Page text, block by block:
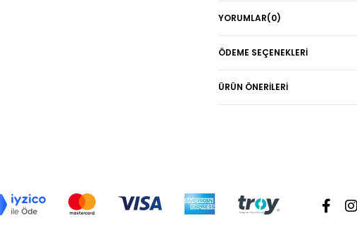
YORUMLAR(0)
ÖDEME SEÇENEKLERI
ÜRÜN ÖNERILERI